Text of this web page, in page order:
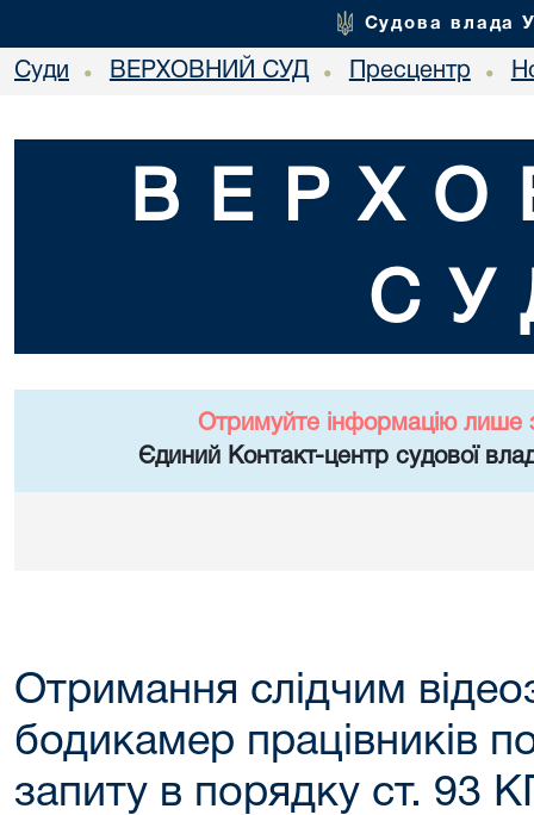
Судова влада
Суди • ВЕРХОВНИЙ СУД • Пресцентр •
Отримуйте інформацію лише
Єдиний Контакт-центр судової
Отримання слідчим
бодикамер працівників
запиту в порядку ст. 93